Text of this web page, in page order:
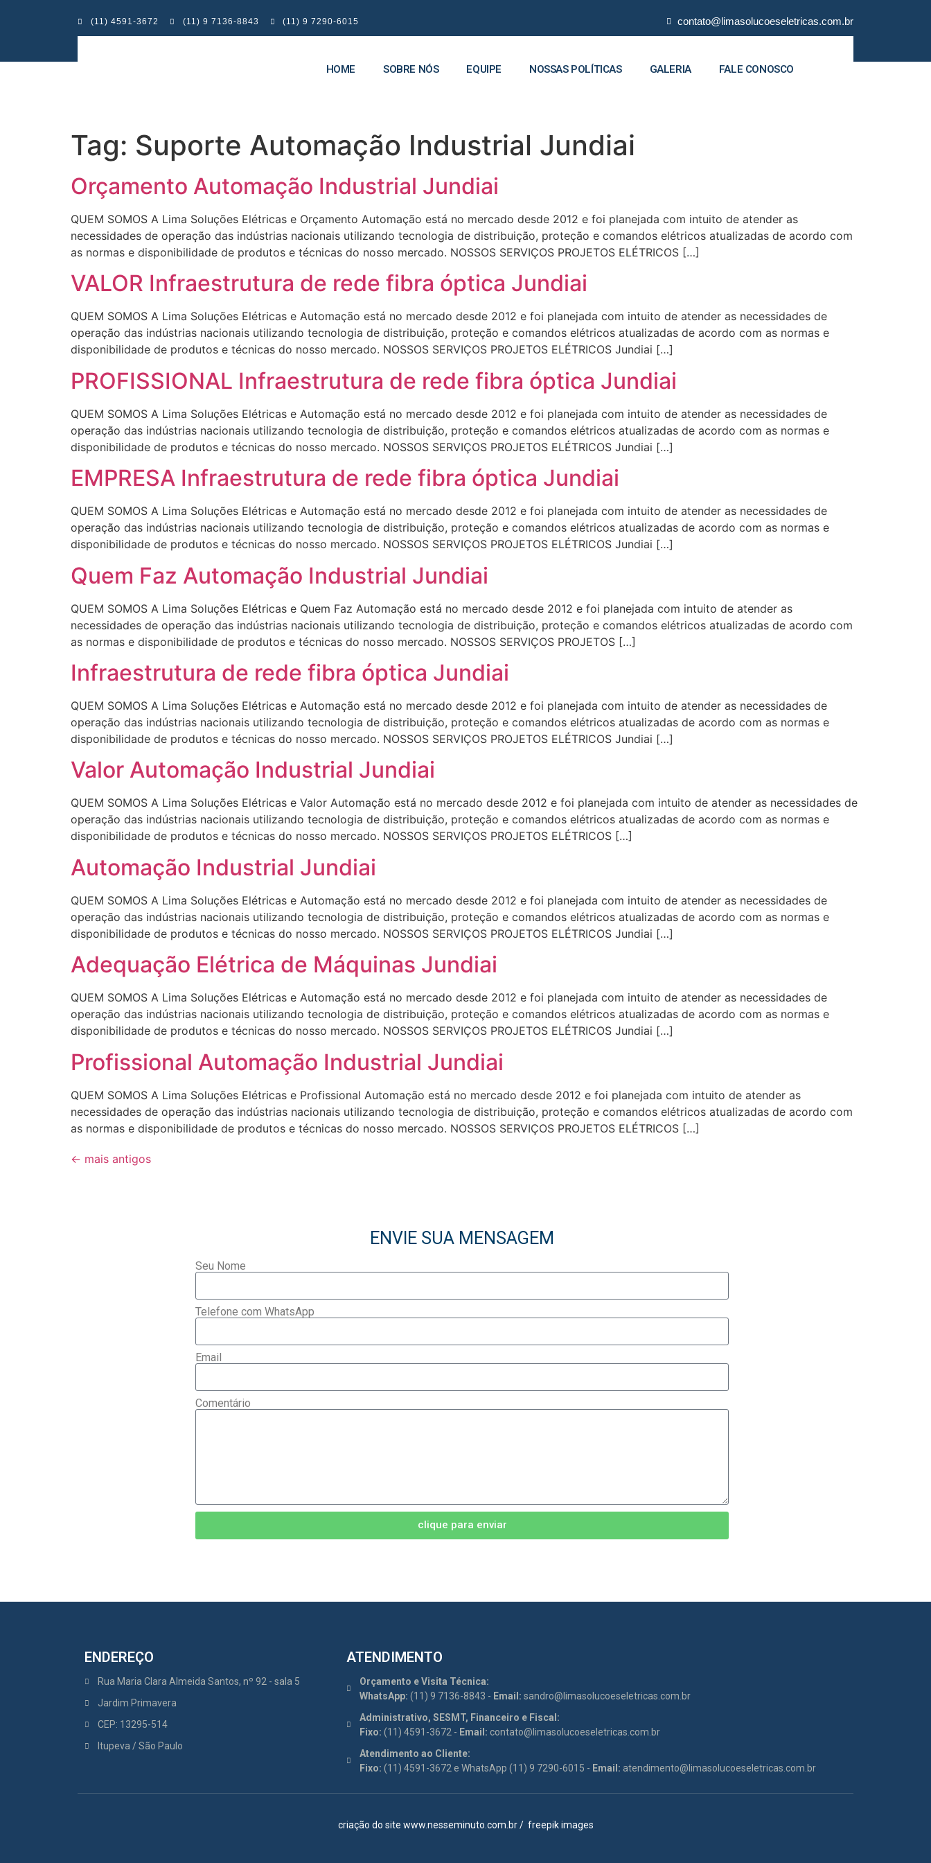
(11) 4591-3672 (11) 9 7136-8843 (11) 9 7290-6015 contato@limasolucoeseletricas.com.br
HOME SOBRE NÓS EQUIPE NOSSAS POLÍTICAS GALERIA FALE CONOSCO
Tag: Suporte Automação Industrial Jundiai
Orçamento Automação Industrial Jundiai
QUEM SOMOS A Lima Soluções Elétricas e Orçamento Automação está no mercado desde 2012 e foi planejada com intuito de atender as
necessidades de operação das indústrias nacionais utilizando tecnologia de distribuição, proteção e comandos elétricos atualizadas de acordo com
as normas e disponibilidade de produtos e técnicas do nosso mercado. NOSSOS SERVIÇOS PROJETOS ELÉTRICOS […]
VALOR Infraestrutura de rede fibra óptica Jundiai
QUEM SOMOS A Lima Soluções Elétricas e Automação está no mercado desde 2012 e foi planejada com intuito de atender as necessidades de
operação das indústrias nacionais utilizando tecnologia de distribuição, proteção e comandos elétricos atualizadas de acordo com as normas e
disponibilidade de produtos e técnicas do nosso mercado. NOSSOS SERVIÇOS PROJETOS ELÉTRICOS Jundiai […]
PROFISSIONAL Infraestrutura de rede fibra óptica Jundiai
QUEM SOMOS A Lima Soluções Elétricas e Automação está no mercado desde 2012 e foi planejada com intuito de atender as necessidades de
operação das indústrias nacionais utilizando tecnologia de distribuição, proteção e comandos elétricos atualizadas de acordo com as normas e
disponibilidade de produtos e técnicas do nosso mercado. NOSSOS SERVIÇOS PROJETOS ELÉTRICOS Jundiai […]
EMPRESA Infraestrutura de rede fibra óptica Jundiai
QUEM SOMOS A Lima Soluções Elétricas e Automação está no mercado desde 2012 e foi planejada com intuito de atender as necessidades de
operação das indústrias nacionais utilizando tecnologia de distribuição, proteção e comandos elétricos atualizadas de acordo com as normas e
disponibilidade de produtos e técnicas do nosso mercado. NOSSOS SERVIÇOS PROJETOS ELÉTRICOS Jundiai […]
Quem Faz Automação Industrial Jundiai
QUEM SOMOS A Lima Soluções Elétricas e Quem Faz Automação está no mercado desde 2012 e foi planejada com intuito de atender as
necessidades de operação das indústrias nacionais utilizando tecnologia de distribuição, proteção e comandos elétricos atualizadas de acordo com
as normas e disponibilidade de produtos e técnicas do nosso mercado. NOSSOS SERVIÇOS PROJETOS […]
Infraestrutura de rede fibra óptica Jundiai
QUEM SOMOS A Lima Soluções Elétricas e Automação está no mercado desde 2012 e foi planejada com intuito de atender as necessidades de
operação das indústrias nacionais utilizando tecnologia de distribuição, proteção e comandos elétricos atualizadas de acordo com as normas e
disponibilidade de produtos e técnicas do nosso mercado. NOSSOS SERVIÇOS PROJETOS ELÉTRICOS Jundiai […]
Valor Automação Industrial Jundiai
QUEM SOMOS A Lima Soluções Elétricas e Valor Automação está no mercado desde 2012 e foi planejada com intuito de atender as necessidades de
operação das indústrias nacionais utilizando tecnologia de distribuição, proteção e comandos elétricos atualizadas de acordo com as normas e
disponibilidade de produtos e técnicas do nosso mercado. NOSSOS SERVIÇOS PROJETOS ELÉTRICOS […]
Automação Industrial Jundiai
QUEM SOMOS A Lima Soluções Elétricas e Automação está no mercado desde 2012 e foi planejada com intuito de atender as necessidades de
operação das indústrias nacionais utilizando tecnologia de distribuição, proteção e comandos elétricos atualizadas de acordo com as normas e
disponibilidade de produtos e técnicas do nosso mercado. NOSSOS SERVIÇOS PROJETOS ELÉTRICOS Jundiai […]
Adequação Elétrica de Máquinas Jundiai
QUEM SOMOS A Lima Soluções Elétricas e Automação está no mercado desde 2012 e foi planejada com intuito de atender as necessidades de
operação das indústrias nacionais utilizando tecnologia de distribuição, proteção e comandos elétricos atualizadas de acordo com as normas e
disponibilidade de produtos e técnicas do nosso mercado. NOSSOS SERVIÇOS PROJETOS ELÉTRICOS Jundiai […]
Profissional Automação Industrial Jundiai
QUEM SOMOS A Lima Soluções Elétricas e Profissional Automação está no mercado desde 2012 e foi planejada com intuito de atender as
necessidades de operação das indústrias nacionais utilizando tecnologia de distribuição, proteção e comandos elétricos atualizadas de acordo com
as normas e disponibilidade de produtos e técnicas do nosso mercado. NOSSOS SERVIÇOS PROJETOS ELÉTRICOS […]
← mais antigos
ENVIE SUA MENSAGEM
Seu Nome
Telefone com WhatsApp
Email
Comentário
clique para enviar
ENDEREÇO
Rua Maria Clara Almeida Santos, nº 92 - sala 5
Jardim Primavera
CEP: 13295-514
Itupeva / São Paulo
ATENDIMENTO
Orçamento e Visita Técnica:
WhatsApp: (11) 9 7136-8843 - Email: sandro@limasolucoeseletricas.com.br
Administrativo, SESMT, Financeiro e Fiscal:
Fixo: (11) 4591-3672 - Email: contato@limasolucoeseletricas.com.br
Atendimento ao Cliente:
Fixo: (11) 4591-3672 e WhatsApp (11) 9 7290-6015 - Email: atendimento@limasolucoeseletricas.com.br
criação do site www.nesseminuto.com.br/ freepik images